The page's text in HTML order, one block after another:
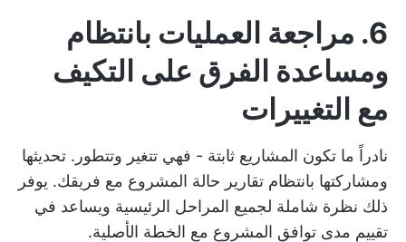
6. مراجعة العمليات بانتظام
ومساعدة الفرق على التكيف
مع التغييرات
نادراً ما تكون المشاريع ثابتة - فهي تتغير وتتطور. تحديثها
ومشاركتها بانتظام تقارير حالة المشروع مع فريقك. يوفر
ذلك نظرة شاملة لجميع المراحل الرئيسية ويساعد في
تقييم مدى توافق المشروع مع الخطة الأصلية.